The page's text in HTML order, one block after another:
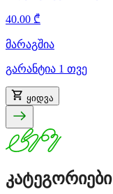
40.00 ₾
მარაგშია
გარანტია 1 თვე
ყიდვა
კატეგორიები